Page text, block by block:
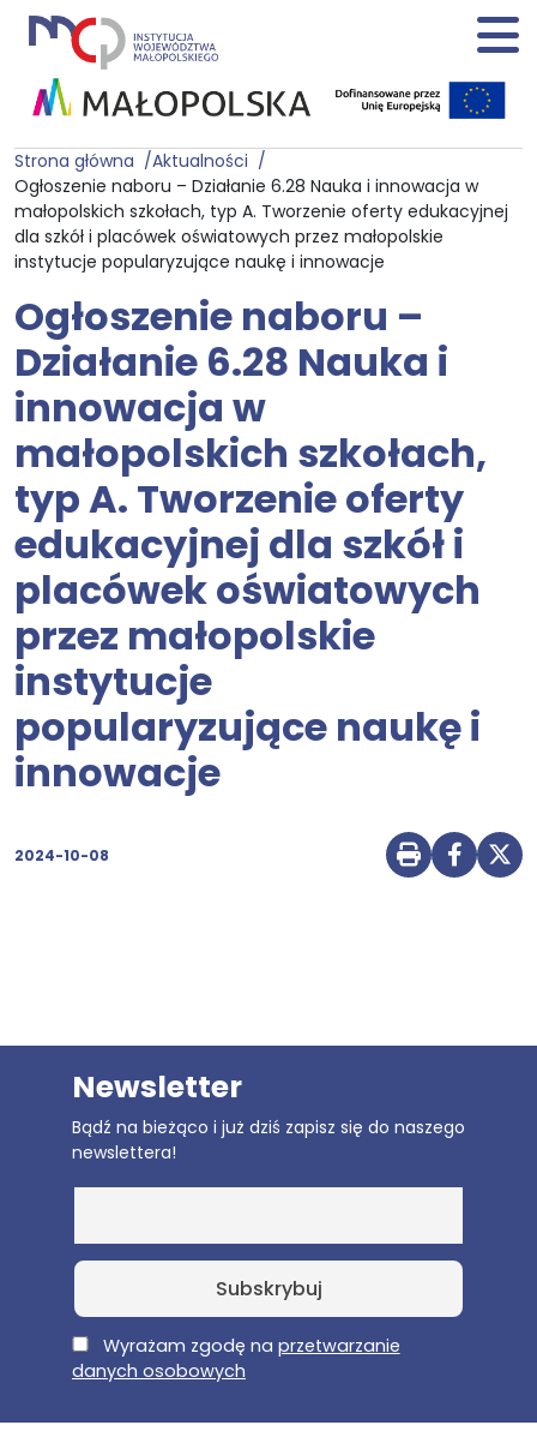
Strona główna
Aktualności
Ogłoszenie naboru – Działanie 6.28 Nauka i innowacja w
małopolskich szkołach, typ A. Tworzenie oferty edukacyjnej
dla szkół i placówek oświatowych przez małopolskie
instytucje popularyzujące naukę i innowacje
Ogłoszenie naboru –
Działanie 6.28 Nauka i
innowacja w
małopolskich szkołach,
typ A. Tworzenie oferty
edukacyjnej dla szkół i
placówek oświatowych
przez małopolskie
instytucje
popularyzujące naukę i
innowacje
2024-10-08 Drukuj
Newsletter
Bądź na bieżąco i już dziś zapisz się do naszego
newslettera!
E-MailWyrażam zgodę na przetwarzanie
danych osobowych